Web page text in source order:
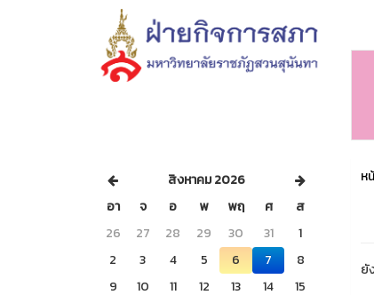
สิงหาคม 2026
อา
จ อ พ พฤ ศ
ส
26
27 28 29 30 31
1
2
3 4 5 6 7
8
9
10 11 12 13 14
15
ห
ยั